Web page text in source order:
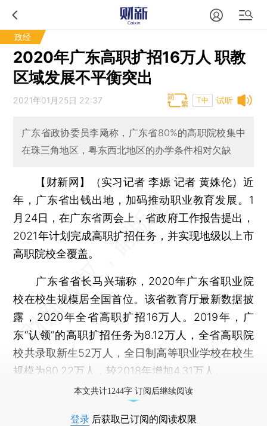
政经
2020年广东高职扩招16万人 职教
区域发展不平衡突出
试听
2021年01月25日 22:37 T中
广东省政协委员李飏称，广东省80%的高职院校集中
在珠三角地区，粤东西北地区的办学条件相对欠缺
【财新网】（实习记者 李嫄 记者 黄姝伦） 近
年，广东省出钱出地，加码推动职业教育发展。1
月24日，在广东省两会上，省政府工作报告提出，
2021年计划完成高职扩招任务，并实现地级以上市
高职院校全覆盖。
广东省省长马兴瑞称，2020年广东省职业院
校在校生规模居全国首位。该省教育厅最新数据披
露，2020年全省高职扩招16万人。2019年，广
东“认领”的高职扩招任务为8.12万人，全省高职院
校共录取新生52万人，全日制高等职业学校在校生
规模为80.22万人，较2018年增加4.31万人。
本文共计1244字 订阅后继续阅读
登录 后获取已订阅的阅读权限